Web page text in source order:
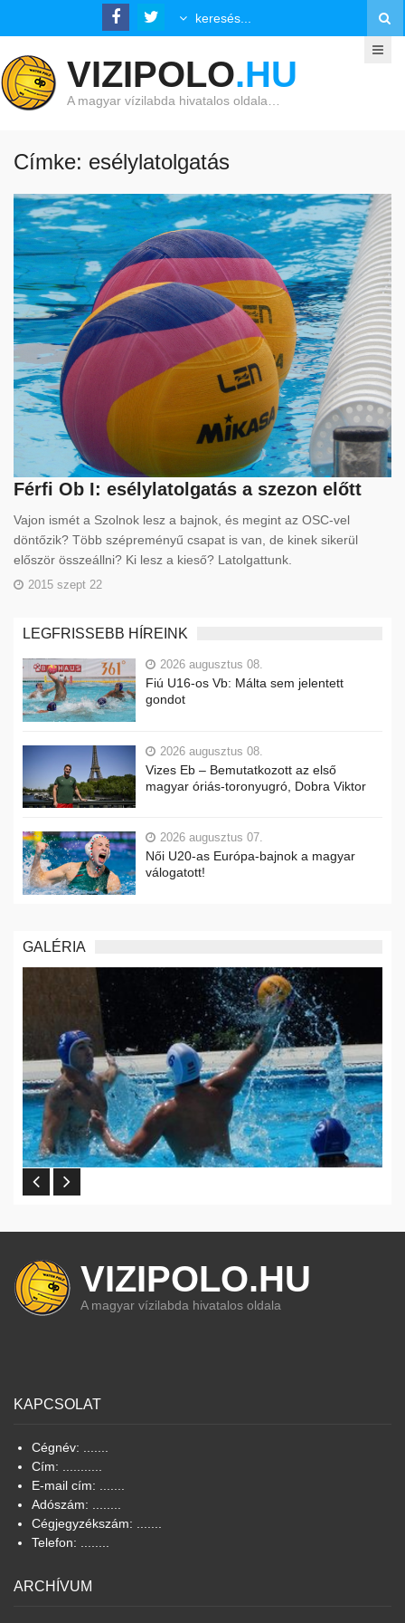
VIZIPOLO.HU
A magyar vízilabda hivatalos oldala…
Címke: esélylatolgatás
Férfi Ob I: esélylatolgatás a szezon előtt
Vajon ismét a Szolnok lesz a bajnok, és megint az OSC-vel
döntőzik? Több szépreményű csapat is van, de kinek sikerül
először összeállni? Ki lesz a kieső? Latolgattunk.
2015 szept 22
LEGFRISSEBB HÍREINK
2026 augusztus 08.
Fiú U16-os Vb: Málta sem jelentett
gondot
2026 augusztus 08.
Vizes Eb – Bemutatkozott az első
magyar óriás-toronyugró, Dobra Viktor
2026 augusztus 07.
Női U20-as Európa-bajnok a magyar
válogatott!
GALÉRIA
VIZIPOLO.HU
A magyar vízilabda hivatalos oldala
KAPCSOLAT
Cégnév: .......
Cím: ...........
E-mail cím: .......
Adószám: ........
Cégjegyzékszám: .......
Telefon: ........
ARCHÍVUM